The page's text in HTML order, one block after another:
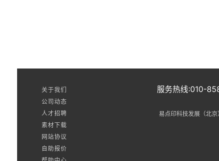
关于我们
公司动态
人才招聘
素材下载
网站协议
自助报价
服务热线:010-
易点印科技发展（北